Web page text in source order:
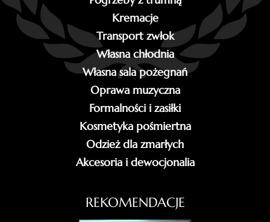
Kremacje
Transport zwłok
Własna chłodnia
Własna sala pożegnań
Oprawa muzyczna
Formalności i zasiłki
Kosmetyka pośmiertna
Odzież dla zmarłych
Akcesoria i dewocjonalia
REKOMENDACJE